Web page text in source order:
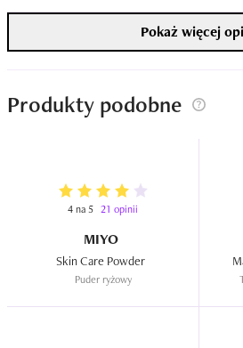
przekręcania, które pozwala
wysypywanego produktu.
pęknięcia w opakowaniu, ale
niewielką gramaturę, zużyłam go na
nie zdążyło się totalnie rozpaść.
Podsumowując: tani, poprawny
efekt tuż po aplikacji, ale nie jest
codziennych makijaży, bo w takich
swoją rolę.
Pokaż więcej
Produkty podobne
4 na 5 21 opinii
MIYO
Puder ryżowy